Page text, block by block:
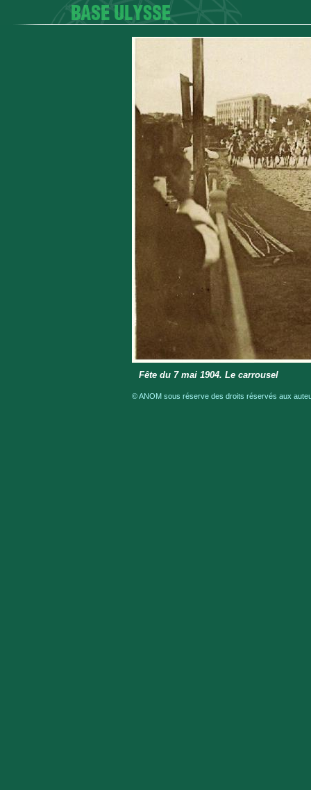
Fête du 7 mai 1904. Le carrousel
© ANOM sous réserve des droits réservés aux